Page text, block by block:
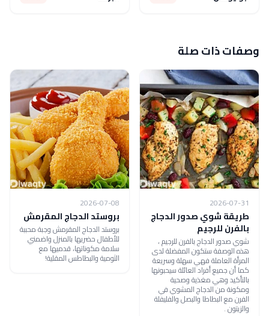
وصفات ذات صلة
2026-07-31
طريقة شوي صدور الدجاج
بالفرن للرجيم
شوي صدور الدجاج بالفرن للرجيم ،
هذه الوصفة ستكون المفضلة لدى
المرأة العاملة فهي سهلة وسريعة
كما أن جميع أفراد العائلة سيحبونها
بالتأكيد وهي مغذية وصحية
ومكونة من الدجاج المشوي في
الفرن مع البطاطا والبصل والفليفلة
والزيتون .
2026-07-08
بروستد الدجاج المقرمش
بروستد الدجاج المقرمش وجبة محببة
للأطفال حضريها بالمنزل واضمني
سلامة مكوناتها، قدميها مع
الثومية والبطاطس المقلية!